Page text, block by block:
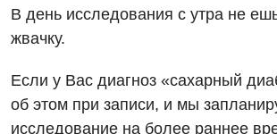
Мероприятия БПР
Интернатура
Диагностика
В день исследования с утра не
жвачку.
Если у Вас диагноз «сахарный
об этом при записи, и мы
исследование на более раннее